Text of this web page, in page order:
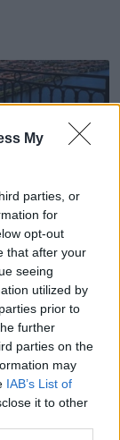
My
parties, or
for
opt-out
that after your
seeing
utilized by
prior to
further
parties on the
may
IAB’s List of
it to other
159